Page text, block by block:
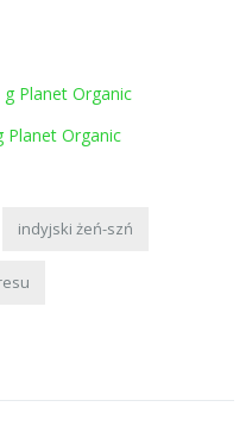
g Planet Organic
Planet Organic
indyjski żeń-szń